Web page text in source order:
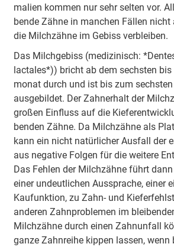
ma­li­en kom­men nur sehr sel­ten vor.
ben­de Zäh­ne in man­chen Fäl­len nicht
die Milch­zäh­ne im Ge­biss ver­blei­ben.
Das Milch­ge­biss (me­di­zi­nisch:
lac­ta­les*)) bricht ab dem sechs­ten
mo­nat durch und ist bis zum sechs­ten
aus­ge­bil­det. Der Zahn­er­halt der
gro­ßen Ein­fluss auf die
ben­den Zäh­ne. Da Milch­zäh­ne als
kann ein nicht na­tür­li­cher Aus­fall der
aus ne­ga­ti­ve Fol­gen für die wei­te­re
Das Feh­len der Milch­zäh­ne führt
ei­ner un­deut­li­chen Aus­spra­che, ei­ner
Kau­funk­tion, zu Zahn- und
an­de­ren Zahn­pro­ble­men im
Milch­zäh­ne durch ei­nen Zahn­un­fall
gan­ze Zahn­rei­he kip­pen las­sen,